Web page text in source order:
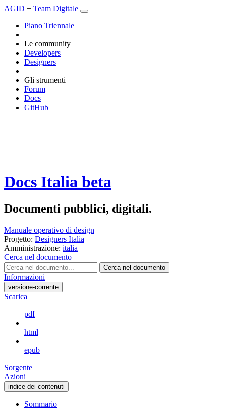
AGID + Team Digitale
Piano Triennale
Le community
Developers
Designers
Gli strumenti
Forum
Docs
GitHub
Docs Italia beta
Documenti pubblici, digitali.
Manuale operativo di design
Progetto: Designers Italia
Amministrazione: italia
Cerca nel documento
Cerca nel documento
Informazioni
versione-corrente
Scarica
pdf
html
epub
Sorgente
Azioni
indice dei contenuti
Sommario